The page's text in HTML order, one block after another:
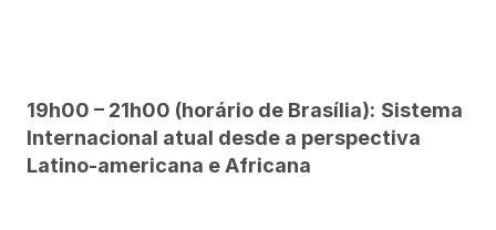
19h00 – 21h00 (horário de Brasília): Sistema
Internacional atual desde a perspectiva
Latino-americana e Africana